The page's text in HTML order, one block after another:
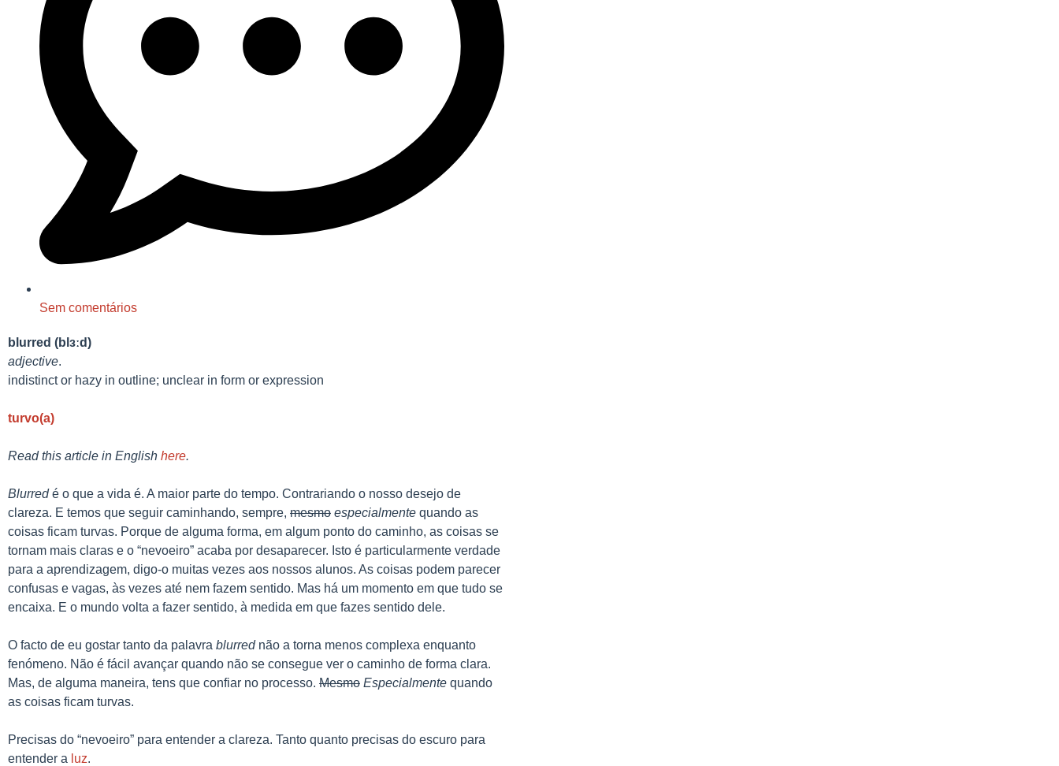
Sem comentários
blurred (blɜːd)
adjective.
indistinctor hazy in outline; unclear in form or expression
turvo(a)
Read this article in English here.
Blurredé o que a vida é. A maior parte do tempo. Contrariando o nosso desejo de
clareza. E temos que seguir caminhando, sempre, mesmo especialmente quando as
coisas ficam turvas. Porque de alguma forma, em algum ponto do caminho, as coisas se
tornam mais claras e o “nevoeiro” acaba por desaparecer. Isto é particularmente verdade
para a aprendizagem, digo-o muitas vezes aos nossos alunos. As coisas podem parecer
confusas e vagas, às vezes até nem fazem sentido. Mas há um momento em que tudo se
encaixa. E o mundo volta a fazer sentido, à medida em que fazes sentido dele.
O facto de eu gostar tanto da palavra blurrednão a torna menos complexa enquanto
fenómeno. Não é fácil avançar quando não se consegue ver o caminho de forma clara.
Mas, de alguma maneira, tens que confiar no processo. Mesmo Especialmente quando
as coisas ficam turvas.
Precisas do “nevoeiro” para entender a clareza. Tanto quanto precisas do escuro para
entender a luz.